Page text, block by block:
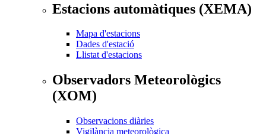
Estacions automàtiques (XEMA)
Mapa d'estacions
Dades d'estació
Llistat d'estacions
Observadors Meteorològics
(XOM)
Observacions diàries
Vigilància meteorològica